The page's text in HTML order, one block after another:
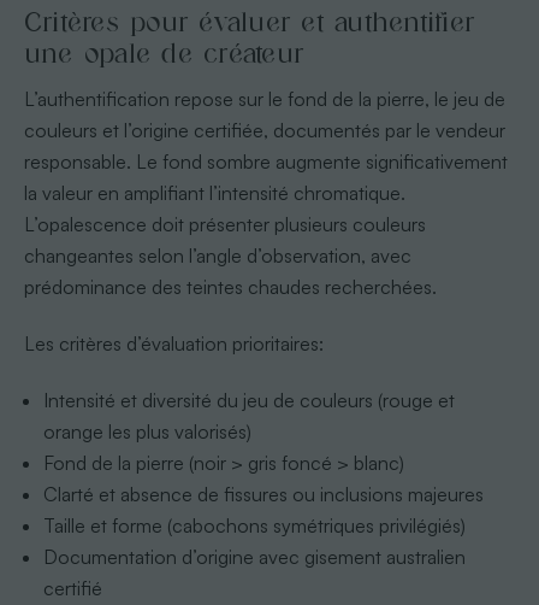
Critères pour évaluer et authentifier
une opale de créateur
L’authentification repose sur le fond de la pierre, le jeu de
couleurs et l’origine certifiée, documentés par le vendeur
responsable. Le fond sombre augmente significativement
la valeur en amplifiant l’intensité chromatique.
L’opalescence doit présenter plusieurs couleurs
changeantes selon l’angle d’observation, avec
prédominance des teintes chaudes recherchées.
Les critères d’évaluation prioritaires:
Intensité et diversité du jeu de couleurs (rouge et
orange les plus valorisés)
Fond de la pierre (noir > gris foncé > blanc)
Clarté et absence de fissures ou inclusions majeures
Taille et forme (cabochons symétriques privilégiés)
Documentation d’origine avec gisement australien
certifié